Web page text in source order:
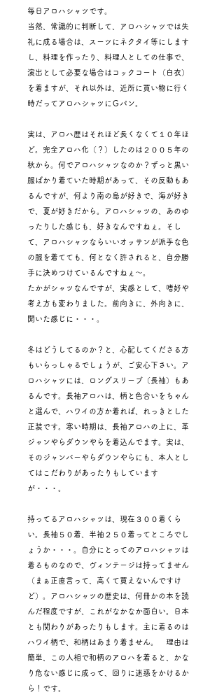
毎日アロハシャツです。
当然、常識的に判断して、アロハシャツでは失
礼に成る場合は、スーツにネクタイ等にします
し、料理を作ったり、料理人としての仕事で、
演出として必要な場合はコックコート（白衣）
を着ますが、それ以外は、近所に買い物に行く
時だってアロハシャツにＧパン。
実は、アロハ歴はそれほど長くなくて１０年ほ
ど。完全アロハ化（？）したのは２００５年の
秋から。何でアロハシャツなのか？ずっと黒い
服ばかり着ていた時期があって、その反動もあ
るんですが、何より南の島が好きで、海が好き
で、夏が好きだから。アロハシャツの、あのゆ
ったりした感じも、好きなんですねぇ。そし
て、アロハシャツならいいオッサンが派手な色
の服を着てても、何となく許されると、自分勝
手に決めつけているんですねぇ～。
たかがシャツなんですが、実感として、嗜好や
考え方も変わりました。前向きに、外向きに、
開いた感じに・・・。
冬はどうしてるのか？と、心配してくださる方
もいらっしゃるでしょうが、ご安心下さい。ア
ロハシャツには、ロングスリーブ（長袖）もあ
るんです。長袖アロハは、柄と色合いをちゃん
と選んで、ハワイの方か着れば、れっきとした
正装です。寒い時期は、長袖アロハの上に、革
ジャンやらダウンやらを着込んでます。実は、
そのジャンバーやらダウンやらにも、本人とし
てはこだわりがあったりもしています
が・・・。
持ってるアロハシャツは、現在３００着くら
い。長袖５０着、半袖２５０着ってところでし
ょうか・・・。自分にとってのアロハシャツは
着るものなので、ヴィンテージは持ってません
（まぁ正直言って、高くて買えないんですけ
ど）。アロハシャツの歴史は、何冊かの本を読
んだ程度ですが、これがなかなか面白い。日本
とも関わりがあったりもします。主に着るのは
ハワイ柄で、和柄はあまり着ません。 理由は
簡単、この人相で和柄のアロハを着ると、かな
り危ない感じに成って、回りに迷惑をかけるか
ら！です。